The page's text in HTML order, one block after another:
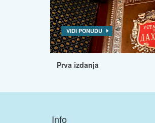
VIDI PONUDU
Prva izdanja
Info